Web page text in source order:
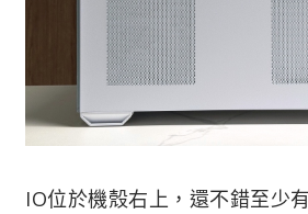
IO位於機殼右上，還不錯至少